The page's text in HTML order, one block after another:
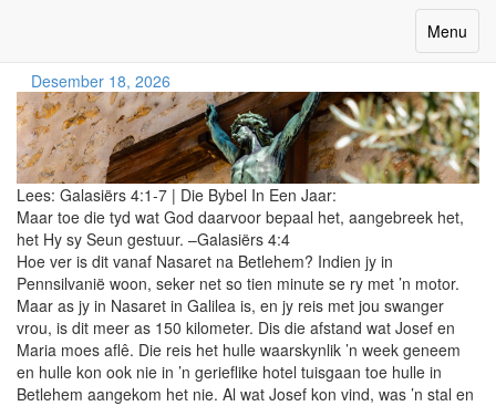
Toggle
Menu
Desember 18, 2026
Lees: Galasiërs 4:1-7 | Die Bybel In Een Jaar:
Maar toe die tyd wat God daarvoor bepaal het, aangebreek het,
het Hy sy Seun gestuur. –Galasiërs 4:4
Hoe ver is dit vanaf Nasaret na Betlehem? Indien jy in
Pennsilvanië woon, seker net so tien minute se ry met ’n motor.
Maar as jy in Nasaret in Galilea is, en jy reis met jou swanger
vrou, is dit meer as 150 kilometer. Dis die afstand wat Josef en
Maria moes aflê. Die reis het hulle waarskynlik ’n week geneem
en hulle kon ook nie in ’n gerieflike hotel tuisgaan toe hulle in
Betlehem aangekom het nie. Al wat Josef kon vind, was ’n stal en